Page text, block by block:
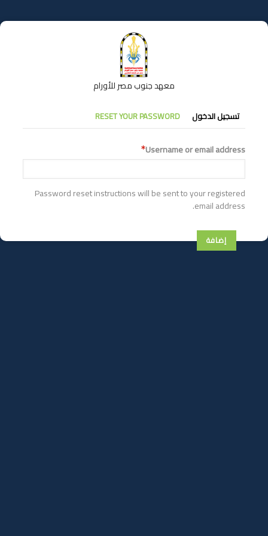
إلى
المحتوى
معهد جنوب مصر للأورام
التبويبات
الأساسية
تسجيل الدخول RESET YOUR PASSWORD
Username or email address
Password reset instructions will be sent to your registered
email address.